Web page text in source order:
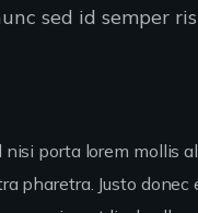
sed id semper
porta lorem mollis
pharetra. Justo